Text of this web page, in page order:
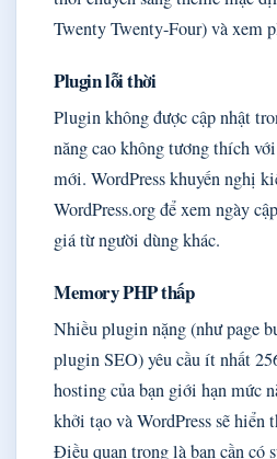
Twenty Twenty-Four) và xem
Plugin lỗi thời
Plugin không được cập nhật
năng cao không tương thích
mới. WordPress khuyến nghị
WordPress.org để xem ngày
giá từ người dùng khác.
Memory PHP thấp
Nhiều plugin nặng (như page
plugin SEO) yêu cầu ít nhất
hosting của bạn giới hạn mức
khởi tạo và WordPress sẽ hiển
Điều quan trọng là bạn cần có